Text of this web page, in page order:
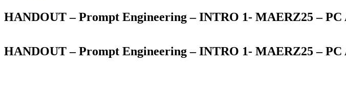
HANDOUT – Prompt Engineering – INTRO 1- MAERZ25 –
HANDOUT – Prompt Engineering – INTRO 1- MAERZ25 –